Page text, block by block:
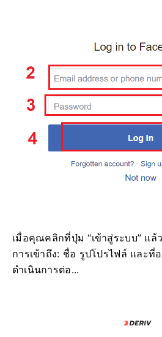
เมื่อคุณคลิกที่ปุ่ม “เข้าสู่ระบบ” แ
การเข้าถึง: ชื่อ รูปโปรไฟล์ และ
ดำเนินการต่อ...